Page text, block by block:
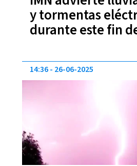
y tormentas
durante este fin
14:36 26-06-2025